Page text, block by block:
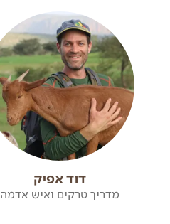
דוד אפיק
מדריך טרקים ואיש אדמה